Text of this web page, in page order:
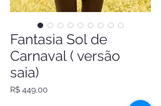
Fantasia Sol de
Carnaval ( versão
saia)
R$ 449,00